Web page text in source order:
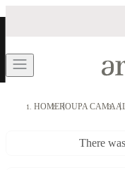
HOMEROUPA CAMA
There